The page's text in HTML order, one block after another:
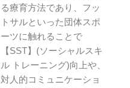
る療育方法であり、フッ
トサルといった団体スポ
ーツに触れることで
【SST】(ソーシャルスキ
ル トレーニング)向上や、
対人的コミュニケーショ